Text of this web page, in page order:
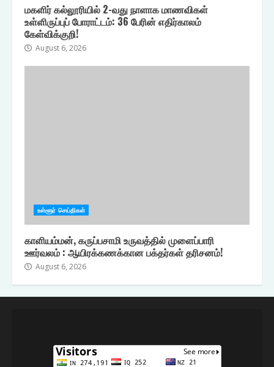
மகளிர் கல்லூரியில் 2-வது நாளாக மாணவிகள்
உள்ளிருப்புப் போராட்டம்: 36 பேரின் எதிர்காலம்
கேள்விக்குறி!
August 6, 2026
உள்ளூர் செய்திகள்
காளியம்மன், கருப்பசாமி உருவத்தில் முளைப்பாரி
ஊர்வலம் : ஆயிரக்கணக்கான பக்தர்கள் தரிசனம்!
August 6, 2026